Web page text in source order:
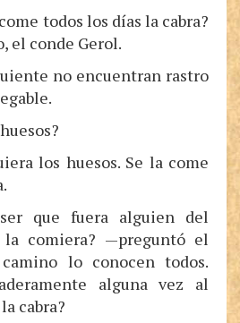
todos los días la cabra?
el conde Gerol.
no encuentran rastro
los huesos. Se la come
que fuera alguien del
comiera? —preguntó el
lo conocen todos.
alguna vez al
cabra?